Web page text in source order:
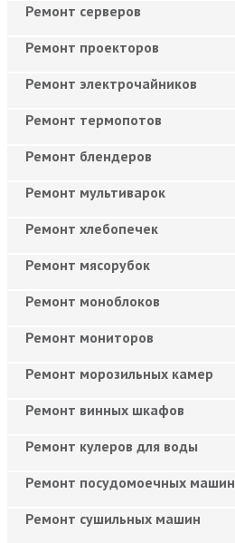
Ремонт серверов
Ремонт проекторов
Ремонт электрочайников
Ремонт термопотов
Ремонт блендеров
Ремонт мультиварок
Ремонт хлебопечек
Ремонт мясорубок
Ремонт моноблоков
Ремонт мониторов
Ремонт морозильных камер
Ремонт винных шкафов
Ремонт кулеров для воды
Ремонт посудомоечных машин
Ремонт сушильных машин